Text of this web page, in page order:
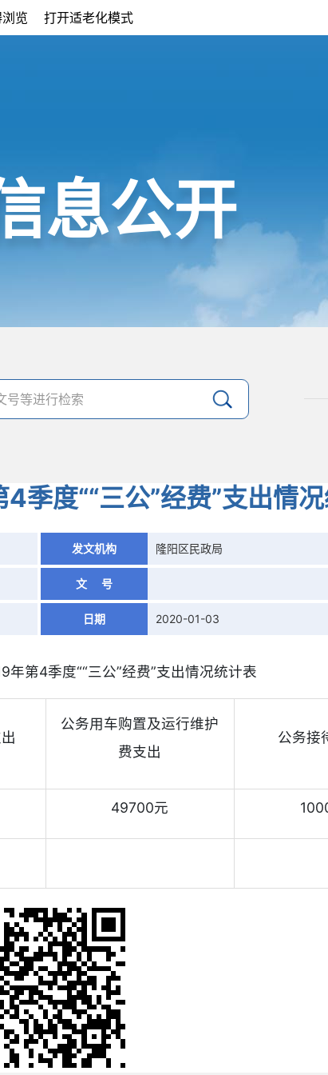
览 打开适老化模式
息公开
季度““三公”经费”支出情
发文机构 隆阳区民政局
文 号
日期 2020-01-03
年第4季度““三公”经费”支出情况统计表
公务用车购置及运行维护
费支出
公务接
49700元